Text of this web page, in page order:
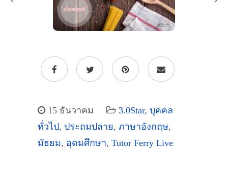
15 ธันวาคม 3.0Star, บุคคล
ทั่วไป, ประถมปลาย, ภาษาอังกฤษ,
มัธยม, อุดมศึกษา, Tutor Ferry Live